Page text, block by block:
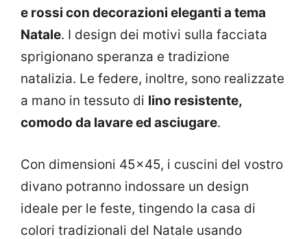
e rossi con decorazioni eleganti a tema
Natale. I design dei motivi sulla facciata
sprigionano speranza e tradizione
natalizia. Le federe, inoltre, sono realizzate
a mano in tessuto di lino resistente,
comodo da lavare ed asciugare.
Con dimensioni 45×45, i cuscini del vostro
divano potranno indossare un design
ideale per le feste, tingendo la casa di
colori tradizionali del Natale usando